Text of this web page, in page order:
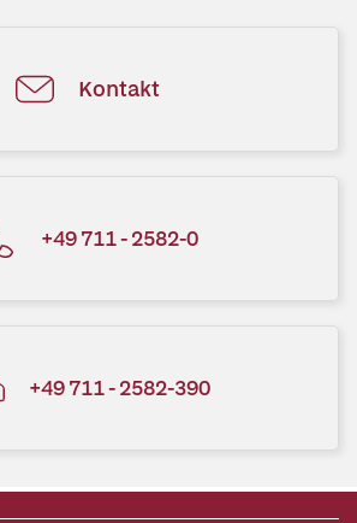
Kontakt
+49 711 - 2582-0
+49 711 - 2582-390